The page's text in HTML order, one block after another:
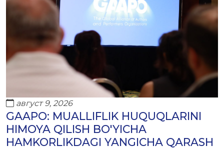
август 9, 2026
GAAPO: MUALLIFLIK HUQUQLARINI
HIMOYA QILISH BO'YICHA
HAMKORLIKDAGI YANGICHA QARASH